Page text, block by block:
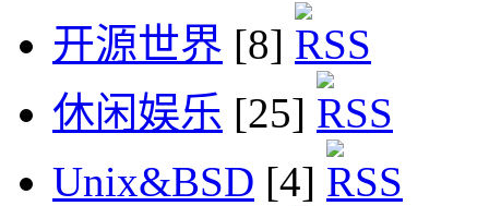
开源世界 [8]
休闲娱乐 [25]
Unix&BSD [4]